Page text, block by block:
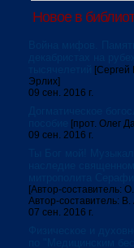
Новое в
Эрлих]
09 сен. 2016 г.
[прот. Олег
09 сен. 2016 г.
[Автор-составитель:
Автор-составитель:
07 сен. 2016 г.